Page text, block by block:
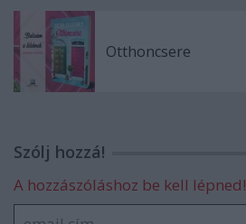
Otthoncsere
Szólj hozzá!
A hozzászóláshoz be kell lépned!